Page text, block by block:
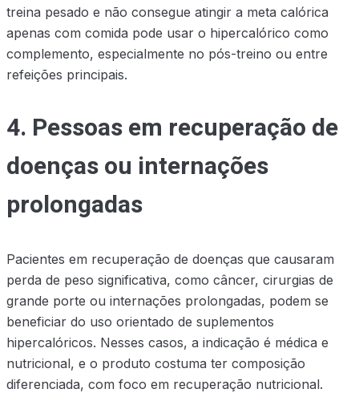
treina pesado e não consegue atingir a meta calórica
apenas com comida pode usar o hipercalórico como
complemento, especialmente no pós-treino ou entre
refeições principais.
4. Pessoas em recuperação de
doenças ou internações
prolongadas
Pacientes em recuperação de doenças que causaram
perda de peso significativa, como câncer, cirurgias de
grande porte ou internações prolongadas, podem se
beneficiar do uso orientado de suplementos
hipercalóricos. Nesses casos, a indicação é médica e
nutricional, e o produto costuma ter composição
diferenciada, com foco em recuperação nutricional.